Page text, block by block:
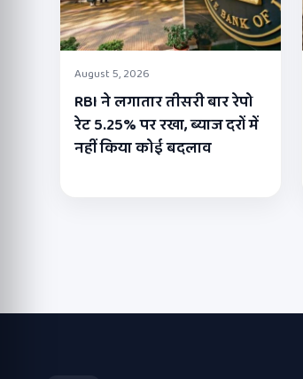
August 5, 2026
RBI ने लगातार तीसरी बार रेपो
रेट 5.25% पर रखा, ब्याज दरों में
नहीं किया कोई बदलाव